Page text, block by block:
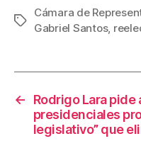
c
e
o
k
tt
er
ail
e
Etiquetas
Cámara de
Gabriel Santos,
←
Rodrigo Lara
presidenciales
legislativo” que